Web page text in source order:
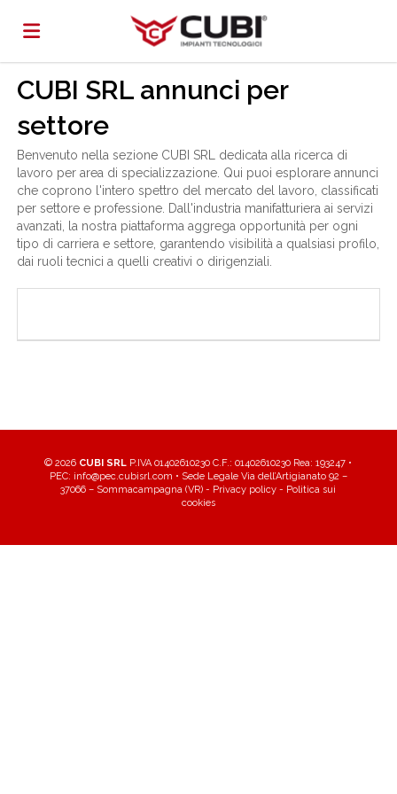
Home
Offerte
di
Carica
CV
CUBI SRL annunci per
settore
Benvenuto nella sezione CUBI SRL dedicata alla ricerca di
lavoro per area di specializzazione. Qui puoi esplorare annunci
che coprono l'intero spettro del mercato del lavoro, classificati
per settore e professione. Dall'industria manifatturiera ai servizi
avanzati, la nostra piattaforma aggrega opportunità per ogni
tipo di carriera e settore, garantendo visibilità a qualsiasi profilo,
dai ruoli tecnici a quelli creativi o dirigenziali.
©2026 CUBI SRL P.IVA 01402610230C.F.: 01402610230 Rea: 193247 •
PEC: info@pec.cubisrl.com • Sede Legale Via dell’Artigianato 92 –
37066 – Sommacampagna (VR) - Privacy policy - Politica sui
cookies